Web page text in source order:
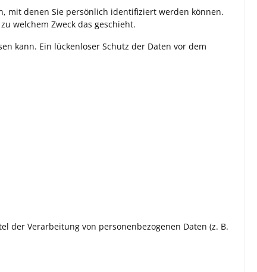
mit denen Sie persönlich identifiziert werden können.
welchem Zweck das geschieht.
kann. Ein lückenloser Schutz der Daten vor dem
der Verarbeitung von personenbezogenen Daten (z. B.